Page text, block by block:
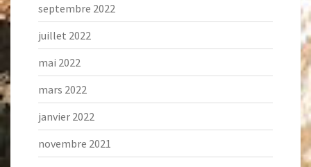
septembre 2022
juillet 2022
mai 2022
mars 2022
janvier 2022
novembre 2021